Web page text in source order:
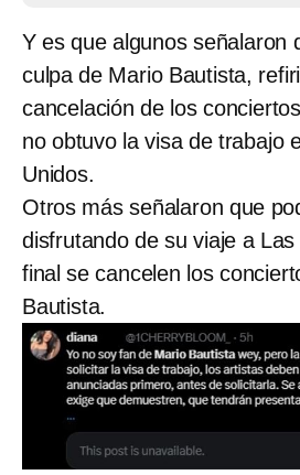
Y es que algunos señalaron
culpa de Mario Bautista,
cancelación de los
no obtuvo la visa de trabajo
Unidos.
Otros más señalaron que
disfrutando de su viaje a Las
final se cancelen los
Bautista.